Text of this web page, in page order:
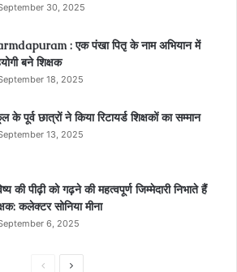
30, 2025
: एक पंखा पितृ के नाम अभियान में
बने शिक्षक
18, 2025
के पूर्व छात्रों ने किया रिटायर्ड शिक्षकों का सम्मान
13, 2025
की पीढ़ी को गढ़ने की महत्वपूर्ण जिम्मेदारी निभाते हैं
कलेक्टर सोनिया मीना
6, 2025
PreviousNext